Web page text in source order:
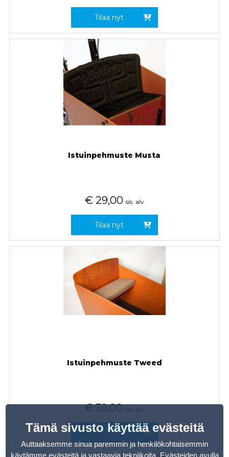
Tilaa nyt
Istuinpehmuste Musta
€ 29,00 sis. alv
Tilaa nyt
Istuinpehmuste Tweed
€ 39,00 sis. alv
Tilaa nyt
Tämä sivusto käyttää evästeitä
Auttaaksemme sinua paremmin ja henkilökohtaisemmin
käytämme evästeitä ja vastaavia tekniikoita. Evästeiden avulla